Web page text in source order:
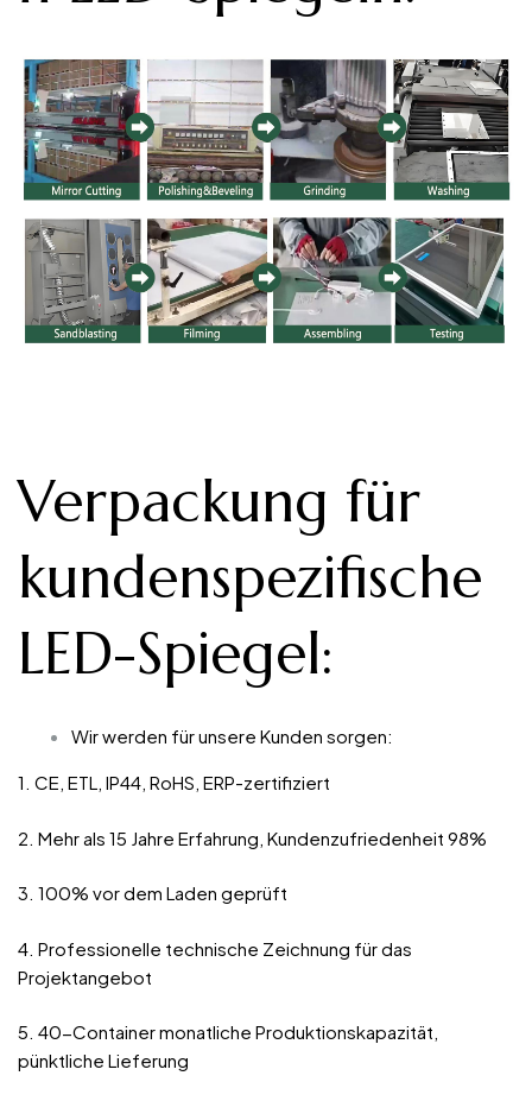
Verpackung für
kundenspezifische
LED-Spiegel:
Wir werden für unsere Kunden sorgen:
1. CE, ETL, IP44, RoHS, ERP-zertifiziert
2. Mehr als 15 Jahre Erfahrung, Kundenzufriedenheit 98%
3. 100% vor dem Laden geprüft
4. Professionelle technische Zeichnung für das
Projektangebot
5. 40-Container monatliche Produktionskapazität,
pünktliche Lieferung